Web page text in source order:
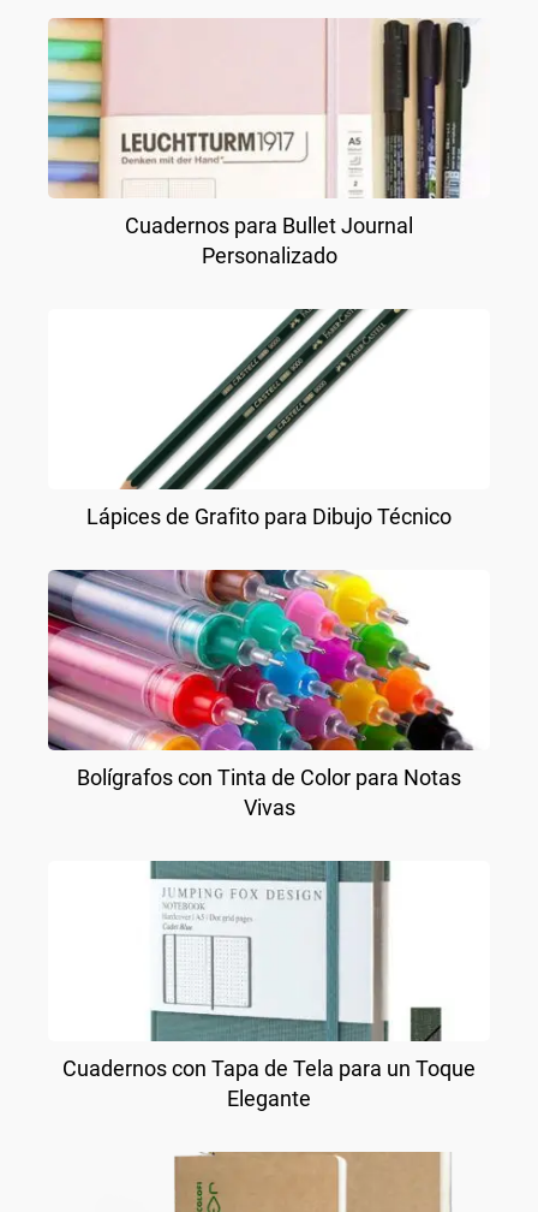
Cuadernos para Bullet Journal
Personalizado
Lápices de Grafito para Dibujo Técnico
Bolígrafos con Tinta de Color para Notas
Vivas
Cuadernos con Tapa de Tela para un Toque
Elegante